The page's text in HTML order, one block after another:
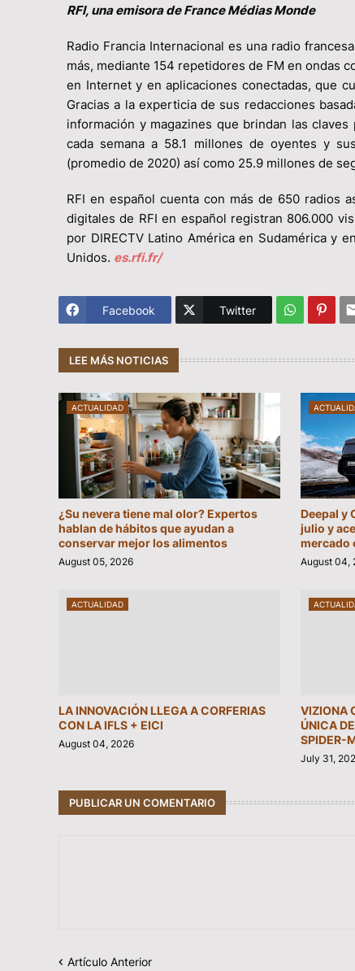
RFI, una emisora de France Médias Monde
Radio Francia Internacional es una radio
más, mediante 154 repetidores de FM en ondas
en Internet y en aplicaciones conectadas, que
Gracias a la experticia de sus redacciones
información y magazines que brindan las
cada semana a 58.1 millones de oyentes y
(promedio de 2020) así como 25.9 millones de
RFI en español cuenta con más de 650 radios
digitales de RFI en español registran 806.000
por DIRECTV Latino América en Sudamérica y
Unidos. es.rfi.fr/
Facebook Twitter
LEE MÁS NOTICIAS
ACTUALIDAD
¿Su nevera tiene mal olor? Expertos
hablan de hábitos que ayudan a
conservar mejor los alimentos
August 05, 2026
Deepal y
julio y
mercado
August 04,
ACTUALIDAD
LA INNOVACIÓN LLEGA A CORFERIAS
CON LA IFLS + EICI
August 04, 2026
VIZIONA
ÚNICA
SPIDER-
July 31,
PUBLICAR UN COMENTARIO
Artículo Anterior